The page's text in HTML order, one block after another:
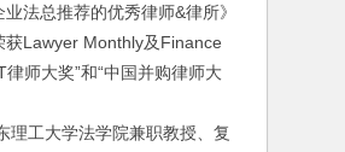
法总推荐的优秀律师&律所》
获Lawyer Monthly及Finance
师大奖”和“中国并购律师大
大学法学院兼职教授、复